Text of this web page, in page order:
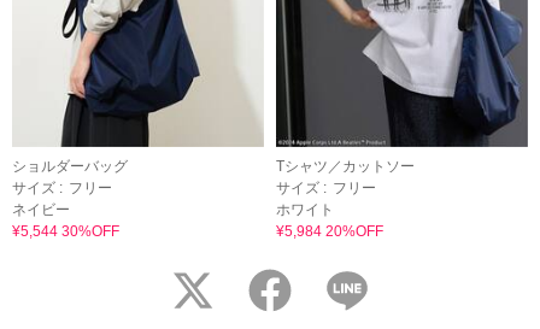
ショルダーバッグ
サイズ : フリー
ネイビー
¥5,544 30%OFF
Tシャツ／カットソー
サイズ : フリー
ホワイト
¥5,984 20%OFF
twitter facebook